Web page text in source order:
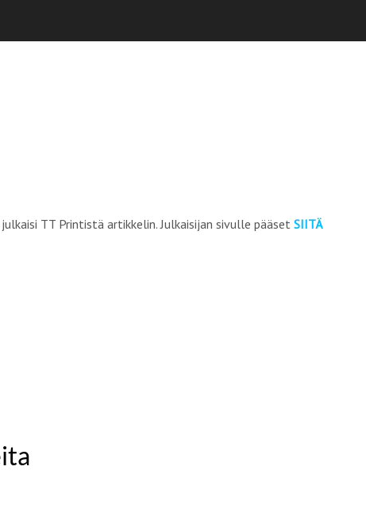
TT Printistä artikkelin. Julkaisijan sivulle pääset SIITÄ